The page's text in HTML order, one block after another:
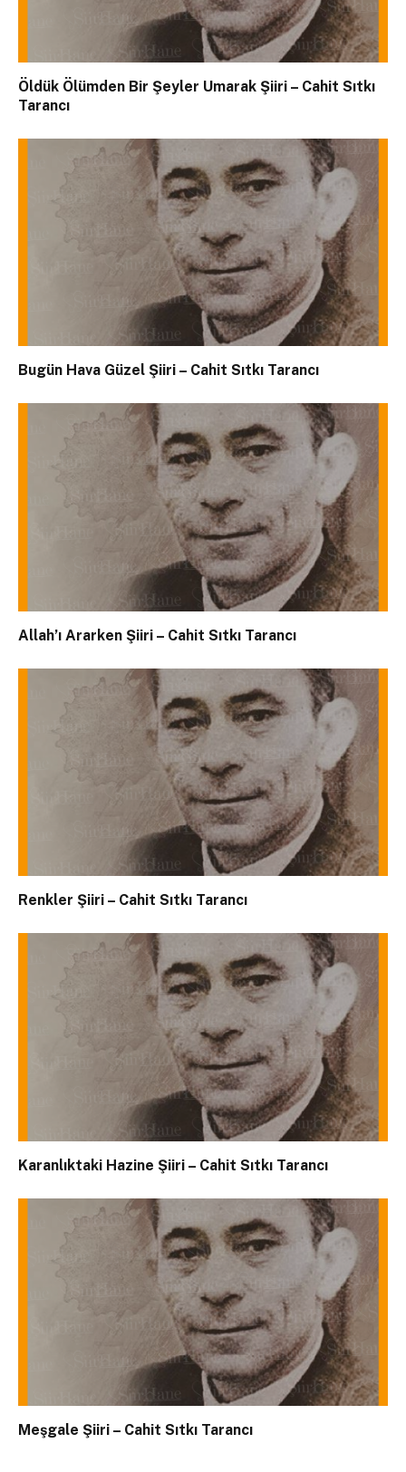
Öldük Ölümden Bir Şeyler Umarak Şiiri – Cahit Sıtkı
Tarancı
Bugün Hava Güzel Şiiri – Cahit Sıtkı Tarancı
Allah’ı Ararken Şiiri – Cahit Sıtkı Tarancı
Renkler Şiiri – Cahit Sıtkı Tarancı
Karanlıktaki Hazine Şiiri – Cahit Sıtkı Tarancı
Meşgale Şiiri – Cahit Sıtkı Tarancı